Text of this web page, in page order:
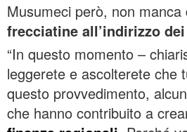
Musumeci però, non manca
frecciatine all’indirizzo
“In questo momento –
leggerete e ascolterete che
questo provvedimento,
che hanno contribuito a